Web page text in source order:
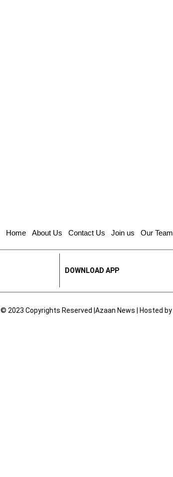
Home About Us Contact Us Join us Our Team
DOWNLOAD APP
© 2023 Copyrights Reserved |Azaan News | Hosted by